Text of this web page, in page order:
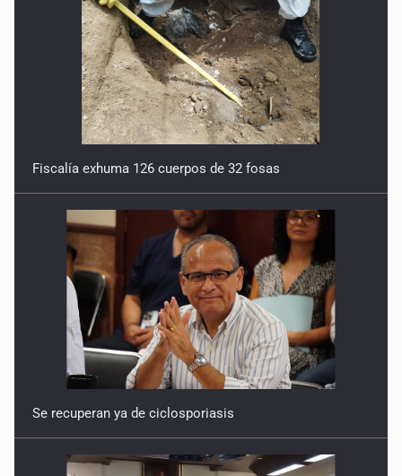
Detienen a conductor por amenazar con arma tras
incidente vial
9 de Julio de 2026
Reactivarán contraflujo en López Mateos Sur a partir del
9 de Julio de 2026
Y no se enoje con el FBI
9 de Julio de 2026
Lo que quedó del mundial
8 de Julio de 2026
Hombre es investigado por ser autor intelectual del
7 de Julio de 2026
A ver cuántos quedan
Fiscalía exhuma 126 cuerpos de 32 fosas
Se recuperan ya de ciclosporiasis